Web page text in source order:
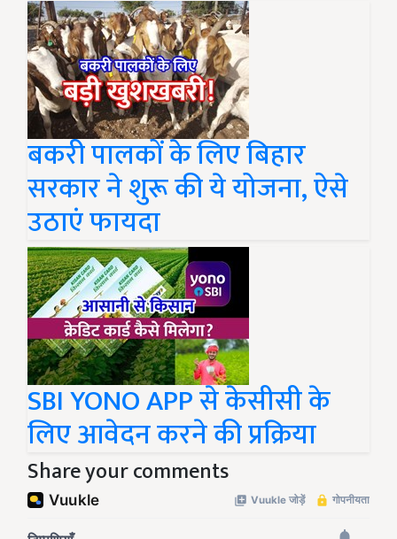
बकरी पालकों के लिए बिहार
सरकार ने शुरू की ये योजना, ऐसे
उठाएं फायदा
SBI YONO APP से केसीसी के
लिए आवेदन करने की प्रक्रिया
Share your comments